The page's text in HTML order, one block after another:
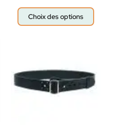
Choix des options